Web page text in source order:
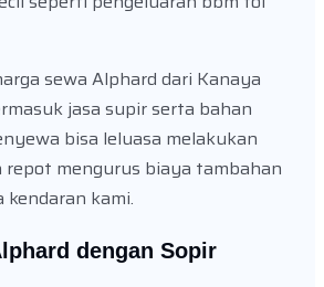
sewa Alphard dari Kanaya
jasa supir serta bahan
bisa leluasa melakukan
mengurus biaya tambahan
kami.
dengan Sopir